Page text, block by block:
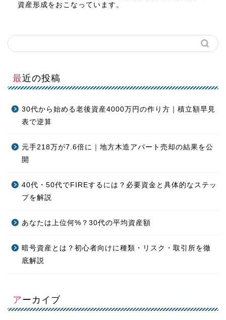
資産形成をおこなっています。
最近の投稿
30代から始める老後資産4000万円の作り方｜積立額早見
表で逆算
元手218万が7.6倍に｜地方木造アパート売却の結果を公
開
40代・50代でFIREするには？必要資金と具体的なステッ
プを解説
あなたは上位何%？30代の平均資産額
暗号資産とは？初心者向けに種類・リスク・取引所を徹
底解説
アーカイブ